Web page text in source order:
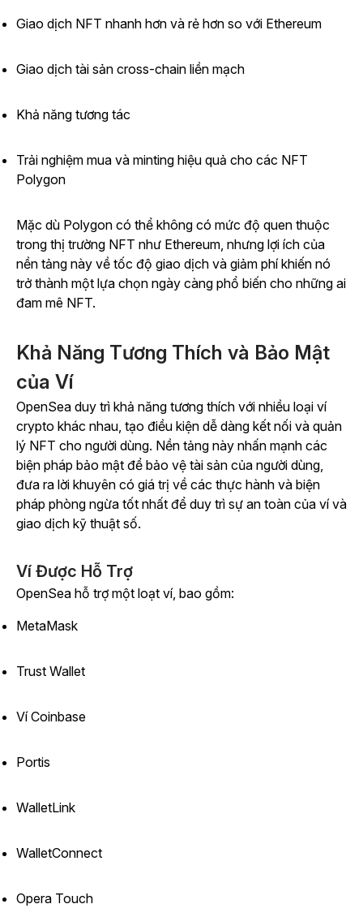
Giao dịch NFT nhanh hơn và rẻ hơn so với Ethereum
Giao dịch tài sản cross-chain liền mạch
Khả năng tương tác
Trải nghiệm mua và minting hiệu quả cho các NFT
Polygon
Mặc dù Polygon có thể không có mức độ quen thuộc
trong thị trường NFT như Ethereum, nhưng lợi ích của
nền tảng này về tốc độ giao dịch và giảm phí khiến nó
trở thành một lựa chọn ngày càng phổ biến cho những ai
đam mê NFT.
Khả Năng Tương Thích và Bảo Mật
của Ví
OpenSea duy trì khả năng tương thích với nhiều loại ví
crypto khác nhau, tạo điều kiện dễ dàng kết nối và quản
lý NFT cho người dùng. Nền tảng này nhấn mạnh các
biện pháp bảo mật để bảo vệ tài sản của người dùng,
đưa ra lời khuyên có giá trị về các thực hành và biện
pháp phòng ngừa tốt nhất để duy trì sự an toàn của ví và
giao dịch kỹ thuật số.
Ví Được Hỗ Trợ
OpenSea hỗ trợ một loạt ví, bao gồm:
MetaMask
Trust Wallet
Ví Coinbase
Portis
WalletLink
WalletConnect
Opera Touch